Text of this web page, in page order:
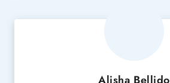
Alisha Bellido